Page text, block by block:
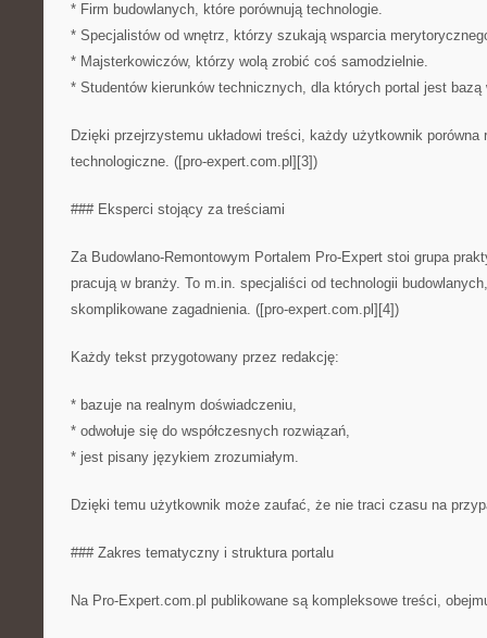
* Firm budowlanych, które porównują technologie.
* Specjalistów od wnętrz, którzy szukają wsparcia
* Majsterkowiczów, którzy wolą zrobić coś samodzielnie.
* Studentów kierunków technicznych, dla których portal jest bazą
Dzięki przejrzystemu układowi treści, każdy użytkownik porówna
technologiczne. ([pro-expert.com.pl][3])
### Eksperci stojący za treściami
Za Budowlano-Remontowym Portalem Pro-Expert stoi grupa
pracują w branży. To m.in. specjaliści od technologii
skomplikowane zagadnienia. ([pro-expert.com.pl][4])
Każdy tekst przygotowany przez redakcję:
* bazuje na realnym doświadczeniu,
* odwołuje się do współczesnych rozwiązań,
* jest pisany językiem zrozumiałym.
Dzięki temu użytkownik może zaufać, że nie traci czasu na
### Zakres tematyczny i struktura portalu
Na Pro-Expert.com.pl publikowane są kompleksowe treści,